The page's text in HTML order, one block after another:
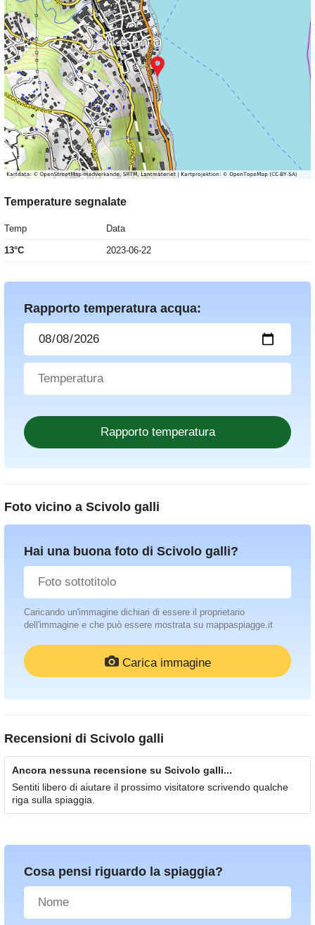
Temperature segnalate
Temp Data
13°C 2023-06-22
Rapporto temperatura acqua:
Foto vicino a Scivolo galli
Hai una buona foto di Scivolo galli?
Caricando un'immagine dichiari di essere il proprietario
dell'immagine e che può essere mostrata su mappaspiagge.it
Carica immagine
Recensioni di Scivolo galli
Ancora nessuna recensione su Scivolo galli...
Sentiti libero di aiutare il prossimo visitatore scrivendo qualche
riga sulla spiaggia.
Cosa pensi riguardo la spiaggia?